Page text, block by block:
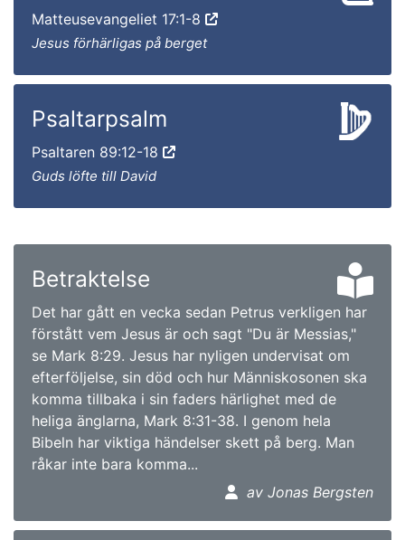
Matteusevangeliet 17:1-8
Jesus förhärligas på berget
Psaltarpsalm
Psaltaren 89:12-18
Guds löfte till David
Betraktelse
Det har gått en vecka sedan Petrus verkligen har
förstått vem Jesus är och sagt "Du är Messias,"
se Mark 8:29. Jesus har nyligen undervisat om
efterföljelse, sin död och hur Människosonen ska
komma tillbaka i sin faders härlighet med de
heliga änglarna, Mark 8:31-38. I genom hela
Bibeln har viktiga händelser skett på berg. Man
råkar inte bara komma...
av Jonas Bergsten